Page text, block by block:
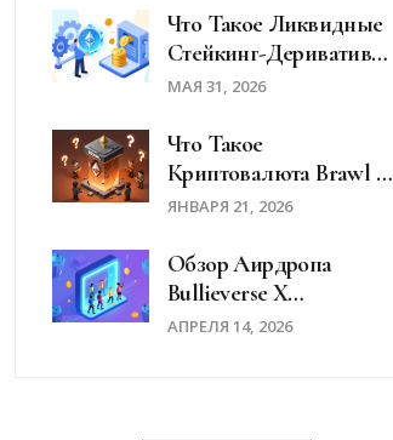
Что Такое Ликвидные
Стейкинг-Деривативы
(LSD): Полное
МАЯ 31, 2026
Что Такое
Криптовалюта Brawl AI
Layer (BRAWL)?
Проекта
ЯНВАРЯ 21, 2026
Обзор Аирдропа
Bullieverse X
CoinMarketCap: Как
АПРЕЛЯ 14, 2026